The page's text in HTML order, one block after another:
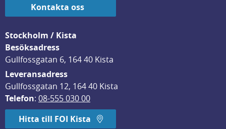
Kontakta oss
Stockholm / Kista
Besöksadress
Gullfossgatan 6, 164 40 Kista
Leveransadress
Gullfossgatan 12, 164 40 Kista
Telefon: 08-555 030 00
Hitta till FOI Kista